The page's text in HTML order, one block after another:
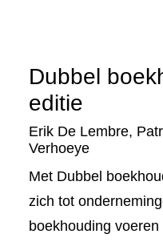
Dubbel
editie
Erik De Lembre,
Verhoeye
Met Dubbel
zich tot
boekhouding